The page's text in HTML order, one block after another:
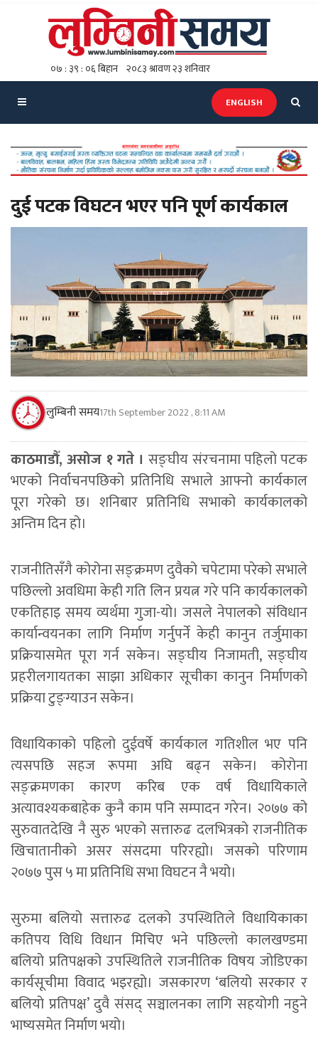
ENGLISH
दुई पटक विघटन भएर पनि पूर्ण कार्यकाल
लुम्बिनी समय17th September 2022 , 8:11 AM
काठमाडौँ, असोज १ गते ।सङ्घीय संरचनामा पहिलो पटक
भएको निर्वाचनपछिको प्रतिनिधि सभाले आफ्नो कार्यकाल
पूरा गरेको छ। शनिबार प्रतिनिधि सभाको कार्यकालको
अन्तिम दिन हो।
राजनीतिसँगै कोरोना सङ्क्रमण दुवैको चपेटामा परेको सभाले
पछिल्लो अवधिमा केही गति लिन प्रयत्न गरे पनि कार्यकालको
एकतिहाइ समय व्यर्थमा गुजा-यो। जसले नेपालको संविधान
कार्यान्वयनका लागि निर्माण गर्नुपर्ने केही कानुन तर्जुमाका
प्रक्रियासमेत पूरा गर्न सकेन। सङ्घीय निजामती, सङ्घीय
प्रहरीलगायतका साझा अधिकार सूचीका कानुन निर्माणको
प्रक्रिया टुङ्ग्याउन सकेन।
विधायिकाको पहिलो दुईवर्षे कार्यकाल गतिशील भए पनि
त्यसपछि सहज रूपमा अघि बढ्न सकेन। कोरोना
सङ्क्रमणका कारण करिब एक वर्ष विधायिकाले
अत्यावश्यकबाहेक कुनै काम पनि सम्पादन गरेन। २०७७ को
सुरुवातदेखि नै सुरु भएको सत्तारुढ दलभित्रको राजनीतिक
खिचातानीको असर संसदमा परिरह्यो। जसको परिणाम
२०७७ पुस ५ मा प्रतिनिधि सभा विघटन नै भयो।
सुरुमा बलियो सत्तारुढ दलको उपस्थितिले विधायिकाका
कतिपय विधि विधान मिचिए भने पछिल्लो कालखण्डमा
बलियो प्रतिपक्षको उपस्थितिले राजनीतिक विषय जोडिएका
कार्यसूचीमा विवाद भइरह्यो। जसकारण ‘बलियो सरकार र
बलियो प्रतिपक्ष’ दुवै संसद् सञ्चालनका लागि सहयोगी नहुने
भाष्यसमेत निर्माण भयो।